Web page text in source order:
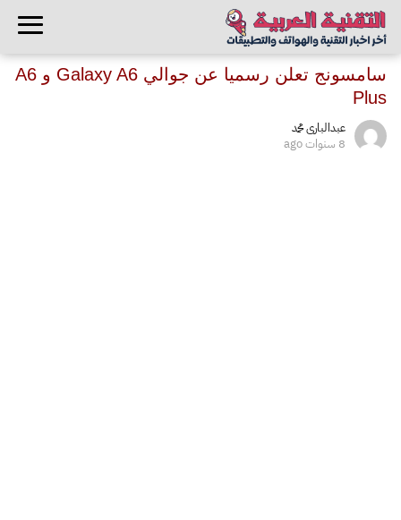
سامسونج تعلن رسميا عن جوالي Galaxy A6 و A6
Plus
عبدالبارى محمد
8 سنوات ago